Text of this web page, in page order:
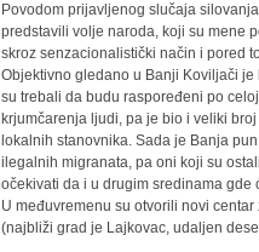
Povodom prijavljenog slučaja
predstavili volje naroda, koji su mene
skroz senzacionalistički način i pored
Objektivno gledano u Banji Koviljači
su trebali da budu raspoređeni po
krjumčarenja ljudi, pa je bio i veliki
lokalnih stanovnika. Sada je Banja
ilegalnih migranata, pa oni koji su
očekivati da i u drugim sredinama
U međuvremenu su otvorili novi
(najbliži grad je Lajkovac, udaljen